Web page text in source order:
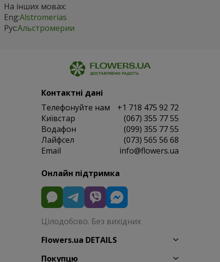
На інших мовах:
Eng:Alstromerias
Рус:Альстромерии
Контактні дані
Телефонуйте нам
+1 718 475 92 72
Київстар
(067) 355 77 55
Водафон
(099) 355 77 55
Лайфсел
(073) 565 56 68
Email
info@flowers.ua
Онлайн підтримка
Цілодобово. Без вихідних
Flowers.ua DETAILS
Покупцю